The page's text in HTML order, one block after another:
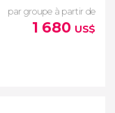
Cristi
région
de la République
par groupe à partir de
1 680 US$